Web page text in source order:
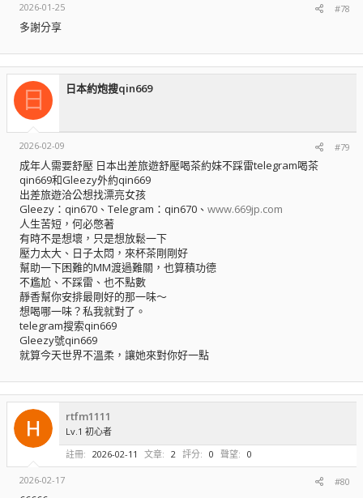
2026-01-25 #78
多謝分享
日 日本約炮搜qin669
2026-02-09 #79
成年人需要舒壓 日本出差旅遊舒壓喝茶約妹不踩雷telegram喝茶
qin669和Gleezy外約qin669
出差旅遊洽公想找漂亮女孩
Gleezy：qin670、Telegram：qin670、 www.669jp.com
人生苦短，何必憋著
有時不是想壞，只是想放鬆一下
壓力太大、日子太悶，來杯茶剛剛好
幫助一下困難的MM渡過難關，也算積功德
不尷尬、不踩雷、也不點數
靜香幫你安排最剛好的那一味～
想喝哪一味？私我就對了。
telegram搜索qin669
Gleezy號qin669
就算今天世界不溫柔，讓她來對你好一點
rtfm1111
Lv.1 初心者
註冊
2026-02-11 文章 2 評分 0 聲望 0
2026-02-17 #80